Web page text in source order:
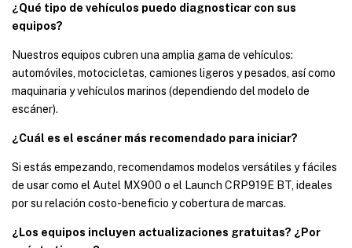
¿Qué tipo de vehículos puedo diagnosticar con sus
equipos?
Nuestros equipos cubren una amplia gama de vehículos:
automóviles, motocicletas, camiones ligeros y pesados, así como
maquinaria y vehículos marinos (dependiendo del modelo de
escáner).
¿Cuál es el escáner más recomendado para iniciar?
Si estás empezando, recomendamos modelos versátiles y fáciles
de usar como el Autel MX900 o el Launch CRP919E BT, ideales
por su relación costo-beneficio y cobertura de marcas.
¿Los equipos incluyen actualizaciones gratuitas? ¿Por